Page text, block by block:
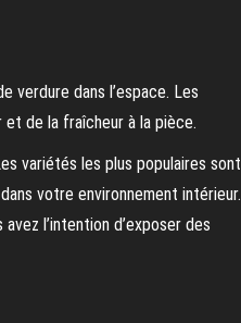
verdure dans l’espace. Les
de la fraîcheur à la pièce.
variétés les plus populaires sont
votre environnement intérieur.
l’intention d’exposer des